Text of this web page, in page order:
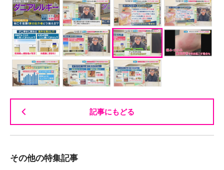
記事にもどる
その他の特集記事